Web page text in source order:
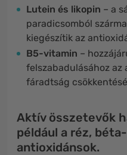
Lutein és likopin – a
paradicsomból
kiegészítik az
B5-vitamin –
felszabadulásához az
fáradtság
Aktív összetevők
például a réz,
antioxidánsok.